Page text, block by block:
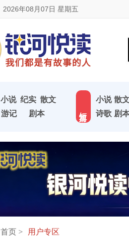
2026年08月07日 星期五
小说 纪实 散文
游记
剧本
小说 散
诗歌 剧
首页 用户专区